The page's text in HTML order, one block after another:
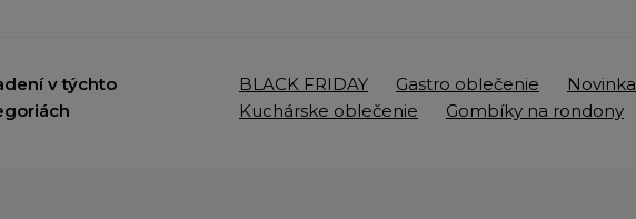
v týchto
BLACK FRIDAY Gastro oblečenie
Novinka
Kuchárske oblečenie
Gombíky na rondony